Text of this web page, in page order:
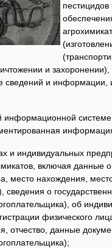
пестицидов
и
сведений и информации,
информационной
и индивидуальных
включая данные
место нахождения,
о
об
физического
данные